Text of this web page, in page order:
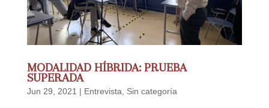
MODALIDAD HÍBRIDA: PRUEBA
SUPERADA
Jun 29, 2021 | Entrevista Sin categoría